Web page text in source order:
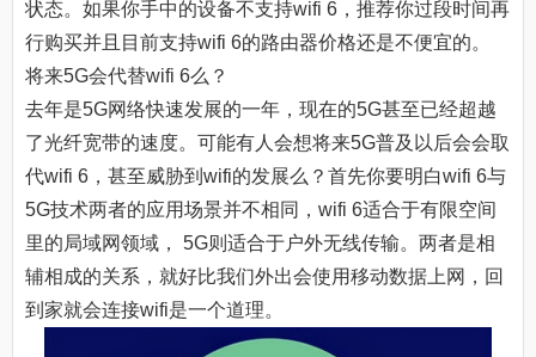
状态。如果你手中的设备不支持wifi 6，推荐你过段时间再
行购买并且目前支持wifi 6的路由器价格还是不便宜的。
将来5G会代替wifi 6么？
去年是5G网络快速发展的一年，现在的5G甚至已经超越
了光纤宽带的速度。可能有人会想将来5G普及以后会会取
代wifi 6，甚至威胁到wifi的发展么？首先你要明白wifi 6与
5G技术两者的应用场景并不相同，wifi 6适合于有限空间
里的局域网领域， 5G则适合于户外无线传输。两者是相
辅相成的关系，就好比我们外出会使用移动数据上网，回
到家就会连接wifi是一个道理。